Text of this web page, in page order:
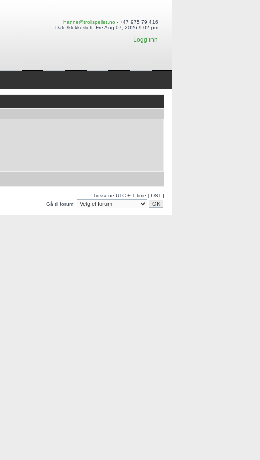
hanne@trollspeilet.no - +47 975 79 416
Dato/klokkeslett: Fre Aug 07, 2026 9:02 pm
Logg inn
Tidssone UTC + 1 time [ DST ]
Gå til forum: